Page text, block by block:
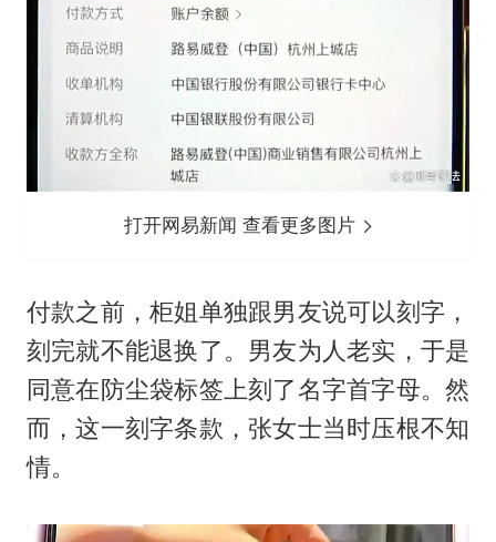
打开网易新闻 查看更多图片
付款之前，柜姐单独跟男友说可以刻字，
刻完就不能退换了。男友为人老实，于是
同意在防尘袋标签上刻了名字首字母。然
而，这一刻字条款，张女士当时压根不知
情。